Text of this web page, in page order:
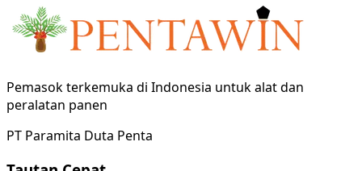
Pemasok terkemuka di Indonesia untuk alat dan
peralatan panen
PT Paramita Duta Penta